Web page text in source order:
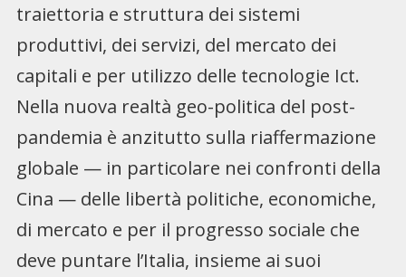
traiettoria e struttura dei sistemi
produttivi, dei servizi, del mercato dei
capitali e per utilizzo delle tecnologie Ict.
Nella nuova realtà geo-politica del post-
pandemia è anzitutto sulla riaffermazione
globale — in particolare nei confronti della
Cina — delle libertà politiche, economiche,
di mercato e per il progresso sociale che
deve puntare l’Italia, insieme ai suoi